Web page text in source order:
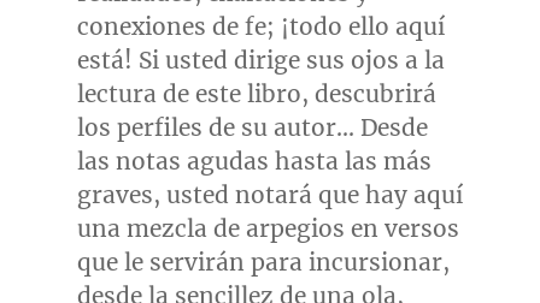
conexiones de fe; ¡todo ello aquí
está! Si usted dirige sus ojos a la
lectura de este libro, descubrirá
los perfiles de su autor… Desde
las notas agudas hasta las más
graves, usted notará que hay aquí
una mezcla de arpegios en versos
que le servirán para incursionar,
desde la sencillez de una ola,